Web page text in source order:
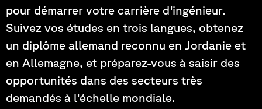
pour démarrer votre carrière d'ingénieur.
Suivez vos études en trois langues, obtenez
un diplôme allemand reconnu en Jordanie et
en Allemagne, et préparez-vous à saisir des
opportunités dans des secteurs très
demandés à l'échelle mondiale.